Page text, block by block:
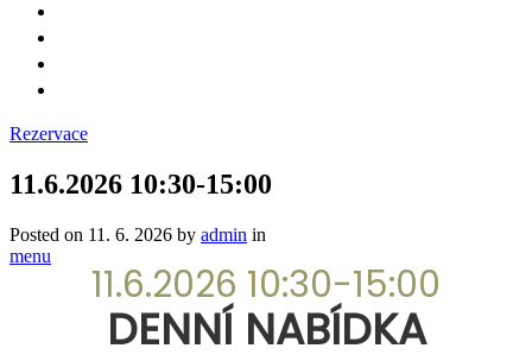
Rezervace
11.6.2026 10:30-15:00
Posted on 11. 6. 2026 by admin in
menu
11.6.2026 10:30-15:00
DENNÍ NABÍDKA